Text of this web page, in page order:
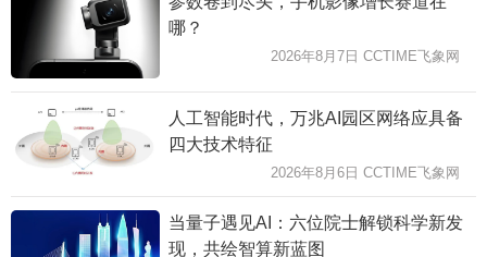
哪？
2026年8月7日 CCTIME飞象网
人工智能时代，万兆AI园区网络应具备
四大技术特征
2026年8月6日 CCTIME飞象网
当量子遇见AI：六位院士解锁科学新发
现，共绘智算新蓝图